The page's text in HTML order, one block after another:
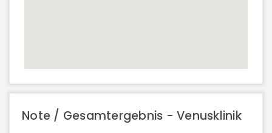
Note / Gesamtergebnis - Venusklinik